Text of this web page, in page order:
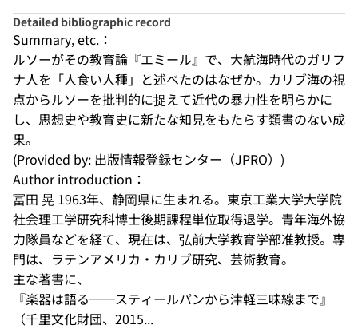
Detailed bibliographic record
Summary, etc.：
ルソーがその教育論『エミール』で、大航海時代のガリフ
ナ人を「人食い人種」と述べたのはなぜか。カリブ海の視
点からルソーを批判的に捉えて近代の暴力性を明らかに
し、思想史や教育史に新たな知見をもたらす類書のない成
果。
(Provided by: 出版情報登録センター（JPRO）)
Author introduction：
冨田 晃 1963年、静岡県に生まれる。東京工業大学大学院
社会理工学研究科博士後期課程単位取得退学。青年海外協
力隊員などを経て、現在は、弘前大学教育学部准教授。専
門は、ラテンアメリカ・カリブ研究、芸術教育。
主な著書に、
『楽器は語る──スティールパンから津軽三味線まで』
（千里文化財団、2015...